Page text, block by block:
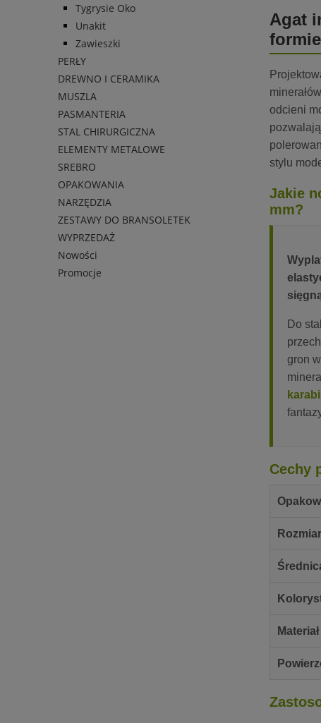
Tygrysie Oko
Unakit
Zawieszki
PERŁY
DREWNO I CERAMIKA
MUSZLA
PASMANTERIA
STAL CHIRURGICZNA
ELEMENTY METALOWE
SREBRO
OPAKOWANIA
NARZĘDZIA
ZESTAWY DO BRANSOLETEK
WYPRZEDAŻ
Nowości
Promocje
Agat
formie
odcieni
stylu
Jakie
mm?
Do
gron
Cechy
Materiał